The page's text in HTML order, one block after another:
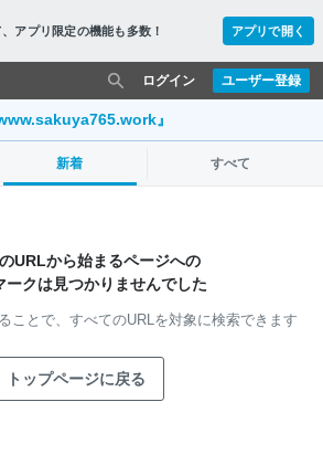
アプリ限定の機能も多数！ アプリで開く
ユーザー登録
ログイン
www.sakuya765.work』
新着 すべて
URLから始まるページへの
ークは見つかりませんでした
ことで、 すべてのURLを対象に検索できます
トップページに戻る